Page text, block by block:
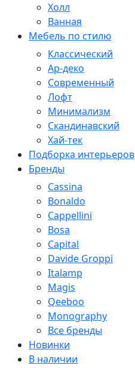
Холл
Ванная
Мебель по стилю
Классический
Ар-деко
Современный
Лофт
Минимализм
Скандинавский
Хай-тек
Подборка интерьеров
Бренды
Cassina
Bonaldo
Cappellini
Bosa
Capital
Davide Groppi
Italamp
Magis
Qeeboo
Monography
Все бренды
Новинки
В наличии